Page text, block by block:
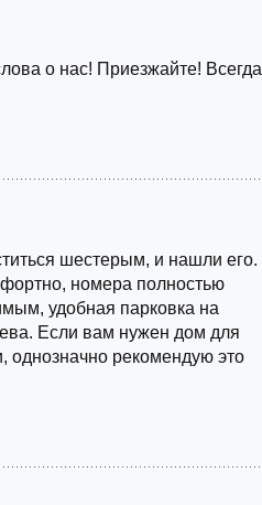
о нас! Приезжайте! Всегда
шестерым, и нашли его.
номера полностью
удобная парковка на
Если вам нужен дом для
рекомендую это